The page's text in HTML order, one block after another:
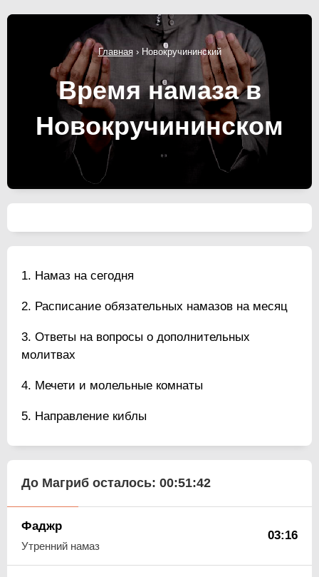
Главная› Новокручининский
Время намаза в
Новокручининском
Намаз на сегодня
Расписание обязательных намазов на месяц
Ответы на вопросы о дополнительных
молитвах
Мечети и молельные комнаты
Направление киблы
До Магриб осталось: 00:51:41
Фаджр
Утренний намаз
03:16